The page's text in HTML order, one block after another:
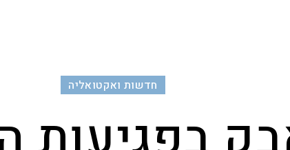
חדשות ואקטואליה